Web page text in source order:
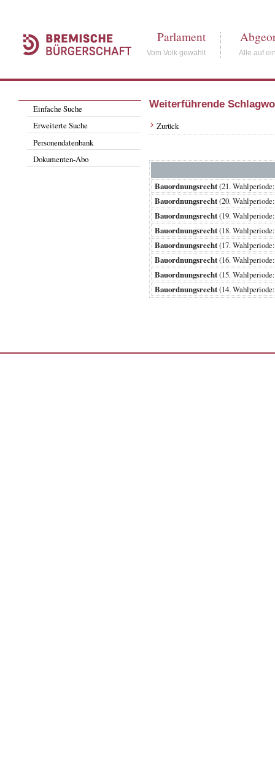
Parlament
Vom Volk gewählt Alle auf
Einfache Suche
Erweiterte Suche
Personendatenbank
Dokumenten-Abo
Weiterführende
Zurück
Bauordnungsrecht(21.
Bauordnungsrecht(20.
Bauordnungsrecht(19.
Bauordnungsrecht(18.
Bauordnungsrecht(17.
Bauordnungsrecht(16.
Bauordnungsrecht(15.
Bauordnungsrecht(14.